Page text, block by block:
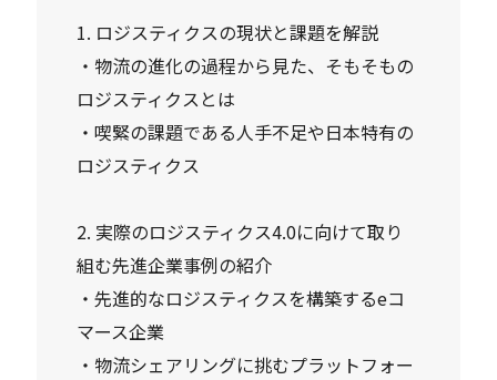
1. ロジスティクスの現状と課題を解説
・物流の進化の過程から見た、そもそもの
ロジスティクスとは
・喫緊の課題である人手不足や日本特有の
ロジスティクス
2. 実際のロジスティクス4.0に向けて取り
組む先進企業事例の紹介
・先進的なロジスティクスを構築するeコ
マース企業
・物流シェアリングに挑むプラットフォー